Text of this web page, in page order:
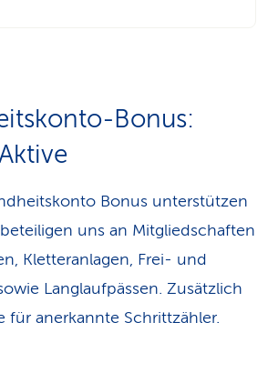
Bonus:
Bonus unterstützen
uns an Mitgliedschaften
Kletteranlagen, Frei- und
Langlaufpässen. Zusätzlich
für anerkannte Schrittzähler.